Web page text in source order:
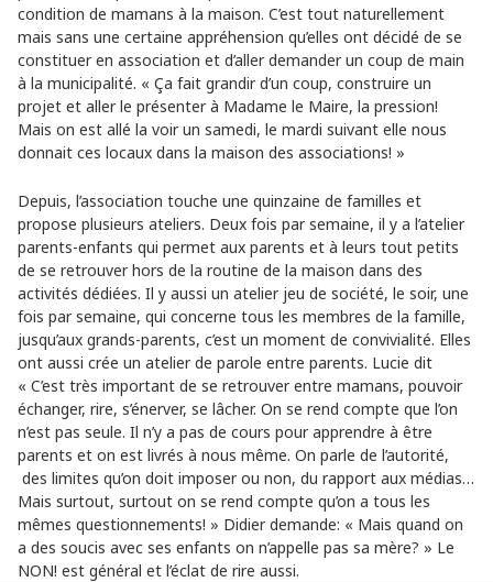
condition de mamans à la maison. C’est tout naturellement
mais sans une certaine appréhension qu’elles ont décidé de se
constituer en association et d’aller demander un coup de main
à la municipalité. « Ça fait grandir d’un coup, construire un
projet et aller le présenter à Madame le Maire, la pression!
Mais on est allé la voir un samedi, le mardi suivant elle nous
donnait ces locaux dans la maison des associations! »
Depuis, l’association touche une quinzaine de familles et
propose plusieurs ateliers. Deux fois par semaine, il y a l’atelier
parents-enfants qui permet aux parents et à leurs tout petits
de se retrouver hors de la routine de la maison dans des
activités dédiées. Il y aussi un atelier jeu de société, le soir, une
fois par semaine, qui concerne tous les membres de la famille,
jusqu’aux grands-parents, c’est un moment de convivialité. Elles
ont aussi crée un atelier de parole entre parents. Lucie dit
« C’est très important de se retrouver entre mamans, pouvoir
échanger, rire, s’énerver, se lâcher. On se rend compte que l’on
n’est pas seule. Il n’y a pas de cours pour apprendre à être
parents et on est livrés à nous même. On parle de l’autorité,
des limites qu’on doit imposer ou non, du rapport aux médias…
Mais surtout, surtout on se rend compte qu’on a tous les
mêmes questionnements! » Didier demande: « Mais quand on
a des soucis avec ses enfants on n’appelle pas sa mère? » Le
NON! est général et l’éclat de rire aussi.